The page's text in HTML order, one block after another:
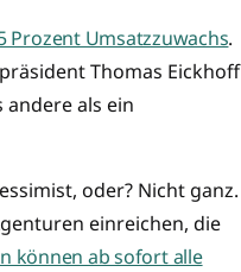
Prozent Umsatzzuwachs.
Thomas Eickhoff
als ein
oder? Nicht ganz.
einreichen, die
können ab sofort alle